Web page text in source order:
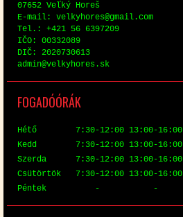
07652 Veľký Horeš
E-mail: vel­ky­hores@​gmail.​com
Tel.: +421 56 6397209
IČO: 00332089
DIČ: 2020730613
ad­min@​vel​kyho​res.​sk
FO­GA­DÓ­ÓRÁK
Hé­tő 7:30-12:00 13:00-16:00
Kedd 7:30-12:00 13:00-16:00
Szer­da 7:30-12:00 13:00-16:00
Csü­tör­tök 7:30-12:00 13:00-16:00
Pén­tek - -